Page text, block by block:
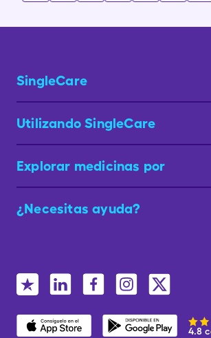
SingleCare
Utilizando SingleCare
Explorar medicinas por
¿Necesitas ayuda?
4.8